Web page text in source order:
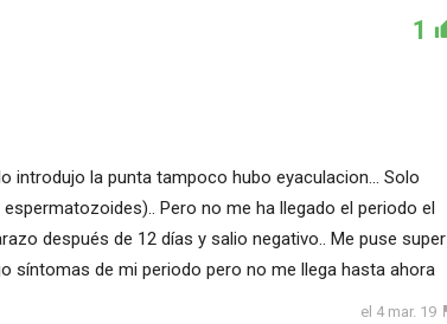
1
introdujo la punta tampoco hubo eyaculacion... Solo
Pero no me ha llegado el periodo el
después de 12 días y salio negativo.. Me puse super
síntomas de mi periodo pero no me llega hasta ahora
el 4 mar. 19